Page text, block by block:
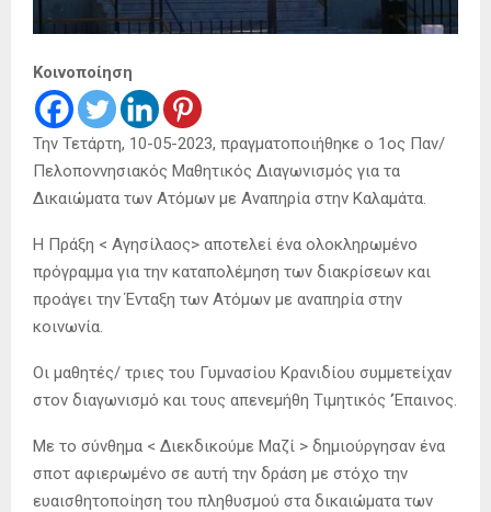
Κοινοποίηση
Την Τετάρτη, 10-05-2023, πραγματοποιήθηκε ο 1ος Παν/
Πελοποννησιακός Μαθητικός Διαγωνισμός για τα
Δικαιώματα των Ατόμων με Αναπηρία στην Καλαμάτα.
Η Πράξη < Αγησίλαος> αποτελεί ένα ολοκληρωμένο
πρόγραμμα για την καταπολέμηση των διακρίσεων και
προάγει την Ένταξη των Ατόμων με αναπηρία στην
κοινωνία.
Οι μαθητές/ τριες του Γυμνασίου Κρανιδίου συμμετείχαν
στον διαγωνισμό και τους απενεμήθη Τιμητικός ‘Έπαινος.
Με το σύνθημα < Διεκδικούμε Μαζί > δημιούργησαν ένα
σποτ αφιερωμένο σε αυτή την δράση με στόχο την
ευαισθητοποίηση του πληθυσμού στα δικαιώματα των